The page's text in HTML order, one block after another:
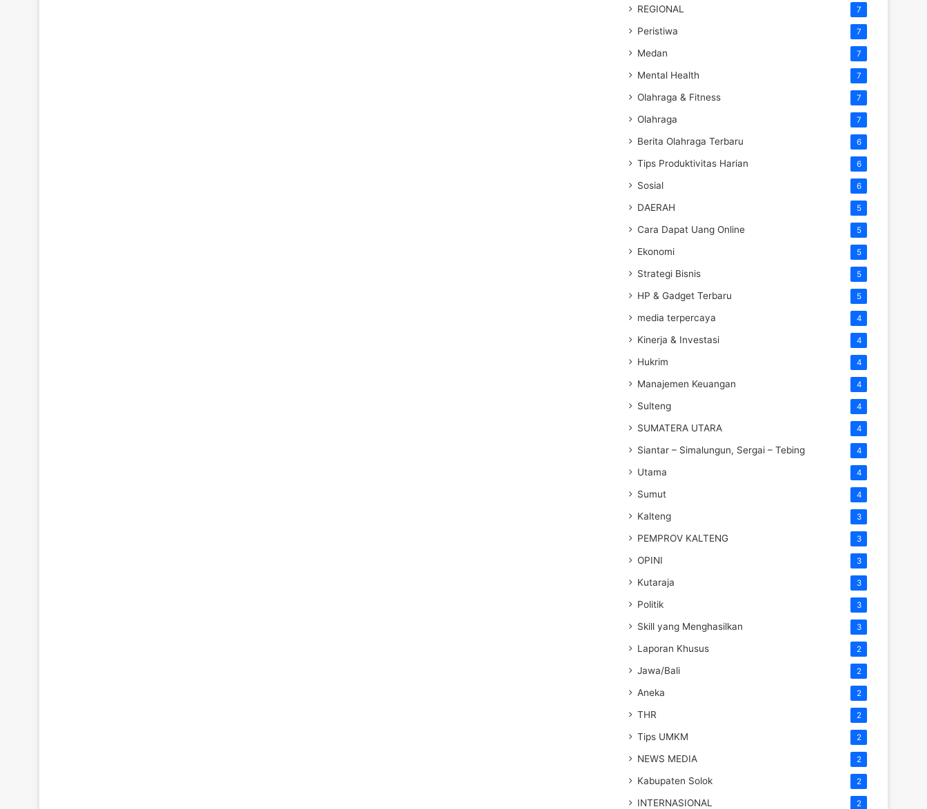
REGIONAL 7
Peristiwa 7
Medan 7
Mental Health 7
Olahraga & Fitness 7
Olahraga 7
Berita Olahraga Terbaru 6
Tips Produktivitas Harian 6
Sosial 6
DAERAH 5
Cara Dapat Uang Online 5
Ekonomi 5
Strategi Bisnis 5
HP & Gadget Terbaru 5
media terpercaya 4
Kinerja & Investasi 4
Hukrim 4
Manajemen Keuangan 4
Sulteng 4
SUMATERA UTARA 4
Siantar – Simalungun, Sergai – Tebing 4
Utama 4
Sumut 4
Kalteng 3
PEMPROV KALTENG 3
OPINI 3
Kutaraja 3
Politik 3
Skill yang Menghasilkan 3
Laporan Khusus 2
Jawa/Bali 2
Aneka 2
THR 2
Tips UMKM 2
NEWS MEDIA 2
Kabupaten Solok 2
INTERNASIONAL 2